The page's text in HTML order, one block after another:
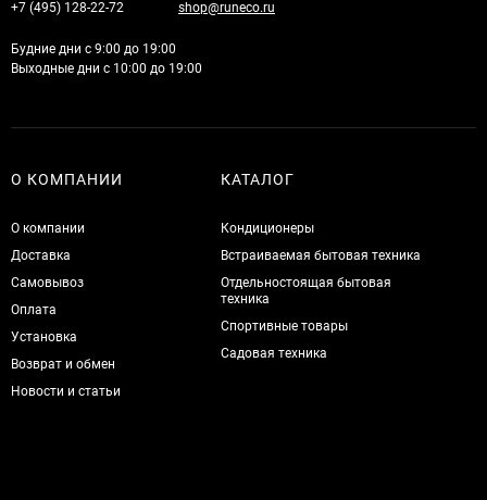
+7 (495) 128-22-72 shop@runeco.ru
Будние дни с 9:00 до 19:00
Выходные дни с 10:00 до 19:00
О КОМПАНИИ
О компании
Доставка
Самовывоз
Оплата
Установка
Возврат и обмен
Новости и статьи
КАТАЛОГ
Кондиционеры
Встраиваемая бытовая техника
Отдельностоящая бытовая
техника
Спортивные товары
Садовая техника